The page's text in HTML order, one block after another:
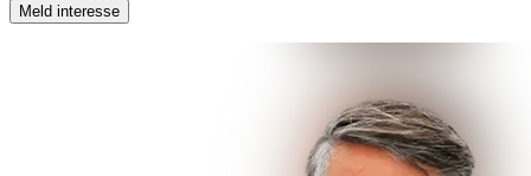
Meld interesse